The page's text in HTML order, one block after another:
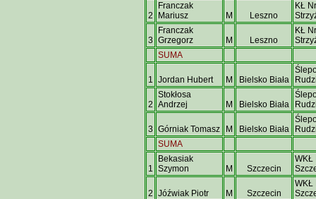
2
Franczak
Mariusz
M Leszno
KŁ
3
Franczak
Grzegorz
M Leszno
KŁ
SUMA
1 Jordan Hubert M Bielsko Biała
2
Stokłosa
Andrzej
M Bielsko Biała
3 Górniak Tomasz M Bielsko Biała
SUMA
1
Bekasiak
Szymon
M Szczecin
WKŁ
2 Jóźwiak Piotr M Szczecin
WKŁ